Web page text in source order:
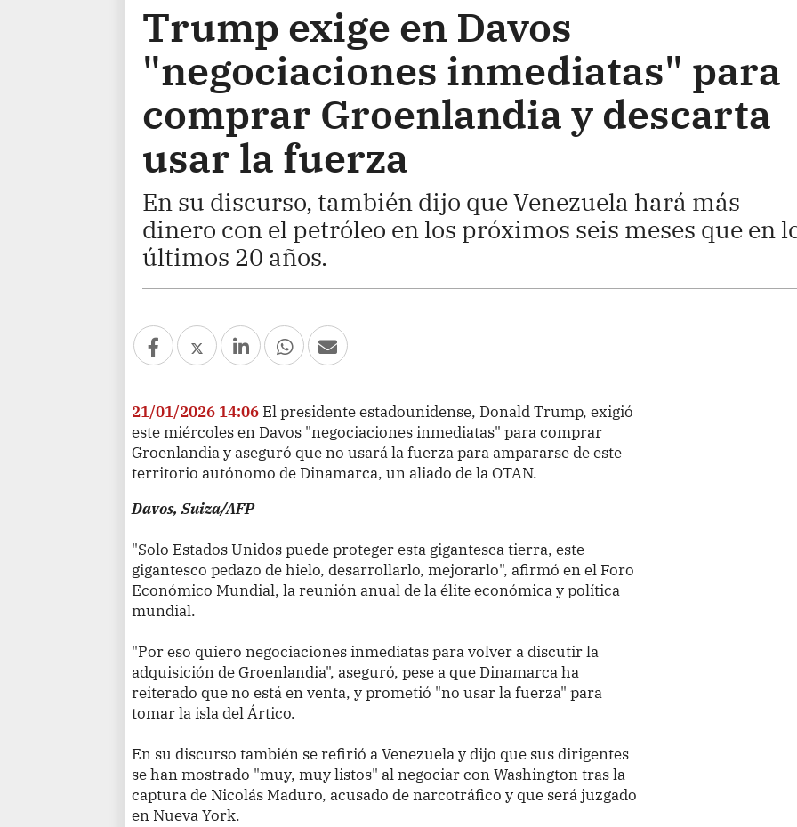
Trump exige en Davos
"negociaciones inmediatas" para
comprar Groenlandia y descarta
usar la fuerza
En su discurso, también dijo que Venezuela hará más
dinero con el petróleo en los próximos seis meses que en
últimos 20 años.
21/01/2026 14:06 El presidente estadounidense, Donald Trump, exigió
este miércoles en Davos "negociaciones inmediatas" para comprar
Groenlandia y aseguró que no usará la fuerza para ampararse de este
territorio autónomo de Dinamarca, un aliado de la OTAN.
Davos, Suiza/AFP
"Solo Estados Unidos puede proteger esta gigantesca tierra, este
gigantesco pedazo de hielo, desarrollarlo, mejorarlo", afirmó en el Foro
Económico Mundial, la reunión anual de la élite económica y política
mundial.
"Por eso quiero negociaciones inmediatas para volver a discutir la
adquisición de Groenlandia", aseguró, pese a que Dinamarca ha
reiterado que no está en venta, y prometió "no usar la fuerza" para
tomar la isla del Ártico.
En su discurso también se refirió a Venezuela y dijo que sus dirigentes
se han mostrado "muy, muy listos" al negociar con Washington tras la
captura de Nicolás Maduro, acusado de narcotráfico y que será juzgado
en Nueva York.